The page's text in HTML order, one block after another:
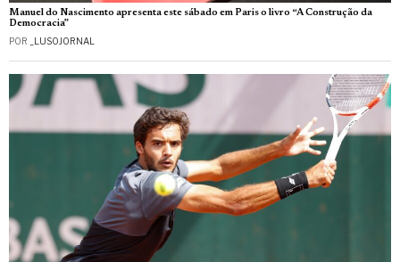
Manuel do Nascimento apresenta este sábado em Paris o livro “A Construção da
Democracia”
POR _LUSOJORNAL